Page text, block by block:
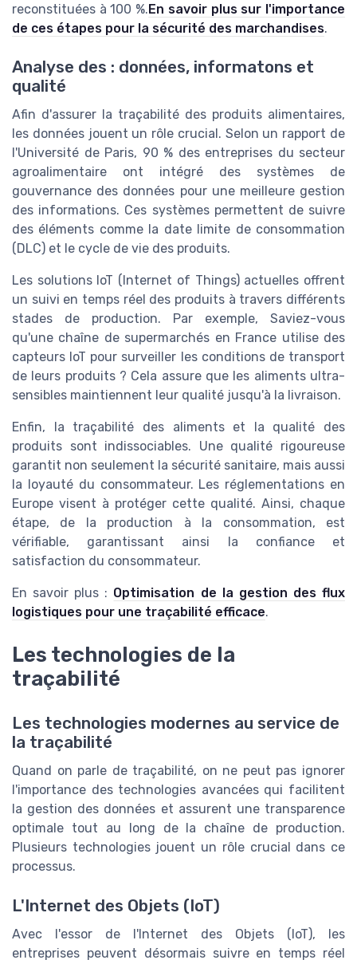
reconstituées à 100 %.En savoir plus sur l'importance
de ces étapes pour la sécurité des marchandises.
Analyse des : données, informatons et
qualité
Afin d'assurer la traçabilité des produits alimentaires,
les données jouent un rôle crucial. Selon un rapport de
l'Université de Paris, 90 % des entreprises du secteur
agroalimentaire ont intégré des systèmes de
gouvernance des données pour une meilleure gestion
des informations. Ces systèmes permettent de suivre
des éléments comme la date limite de consommation
(DLC) et le cycle de vie des produits.
Les solutions IoT (Internet of Things) actuelles offrent
un suivi en temps réel des produits à travers différents
stades de production. Par exemple, Saviez-vous
qu'une chaîne de supermarchés en France utilise des
capteurs IoT pour surveiller les conditions de transport
de leurs produits ? Cela assure que les aliments ultra-
sensibles maintiennent leur qualité jusqu'à la livraison.
Enfin, la traçabilité des aliments et la qualité des
produits sont indissociables. Une qualité rigoureuse
garantit non seulement la sécurité sanitaire, mais aussi
la loyauté du consommateur. Les réglementations en
Europe visent à protéger cette qualité. Ainsi, chaque
étape, de la production à la consommation, est
vérifiable, garantissant ainsi la confiance et
satisfaction du consommateur.
En savoir plus : Optimisation de la gestion des flux
logistiques pour une traçabilité efficace.
Les technologies de la
traçabilité
Les technologies modernes au service de
la traçabilité
Quand on parle de traçabilité, on ne peut pas ignorer
l'importance des technologies avancées qui facilitent
la gestion des données et assurent une transparence
optimale tout au long de la chaîne de production.
Plusieurs technologies jouent un rôle crucial dans ce
processus.
L'Internet des Objets (IoT)
Avec l'essor de l'Internet des Objets (IoT), les
entreprises peuvent désormais suivre en temps réel